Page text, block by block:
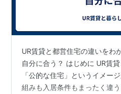
UR賃貸と都営住宅の違いをわ
自分に合う？ はじめに UR賃
「公的な住宅」というイメー
組みも入居条件もまったく違